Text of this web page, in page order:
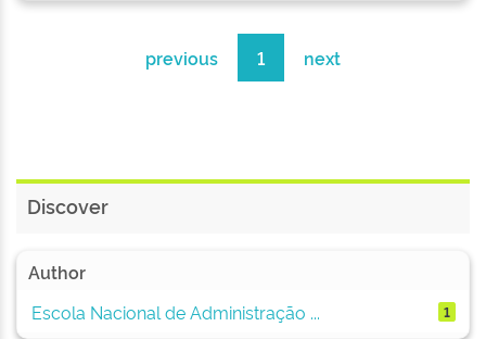
previous 1 next
Discover
Author
Escola Nacional de Administração ...
1